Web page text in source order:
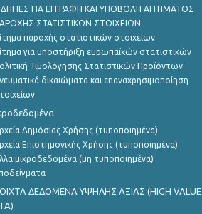
ΓΙΑ ΕΓΓΡΑΦΗ ΚΑΙ ΥΠΟΒΟΛΗ ΑΙΤΗΜΑΤΟΣ
ΣΤΑΤΙΣΤΙΚΩΝ ΣΤΟΙΧΕΙΩΝ
παροχής στατιστικών στοιχείων
για υποστήριξη ευρωπαϊκών στατιστικών
Τιμολόγησης Στατιστικών Προϊόντων
δικαιώματα και επαναχρησιμοποίηση
Δημόσιας Χρήσης (τυποποιημένα)
Επιστημονικής Χρήσης (τυποποιημένα)
μικροδεδομένα (μη τυποποιημένα)
ΔΕΔΟΜΕΝΑ ΥΨΗΛΗΣ ΑΞΙΑΣ (HIGH VALUE